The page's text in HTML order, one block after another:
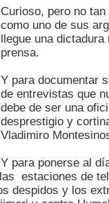
Curioso, pero no
como uno de sus
llegue una
prensa.
Y para documentar
de entrevistas que
debe de ser una
desprestigio y
Vladimiro
Y para ponerse al
estaciones de
despidos y los